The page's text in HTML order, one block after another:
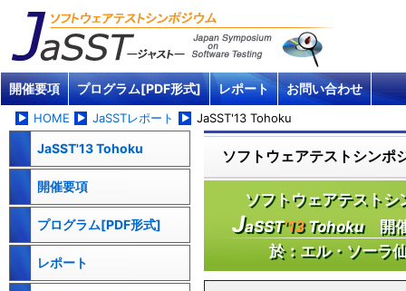
開催要項 プログラム[PDF形式] レポート お問い合わせ
HOME JaSSTレポート JaSST'13 Tohoku
ソフトウェアテストシンポ
ソフトウェアテスト
JaSST'13Tohoku開催
於：エル・ソーラ
JaSST'13 Tohoku
開催要項
プログラム[PDF形式]
レポート